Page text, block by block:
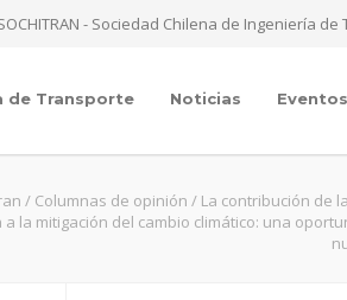
- Sociedad Chilena de Ingeniería de
de Transporte Noticias Eventos
/ Columnas de opinión / La contribución de
la mitigación del cambio climático: una